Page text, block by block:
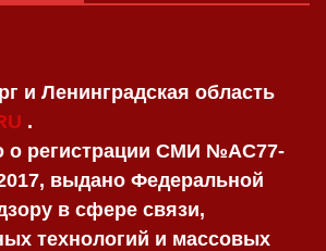
и Ленинградская область
.
о регистрации СМИ №AC77-
выдано Федеральной
в сфере связи,
технологий и массовых